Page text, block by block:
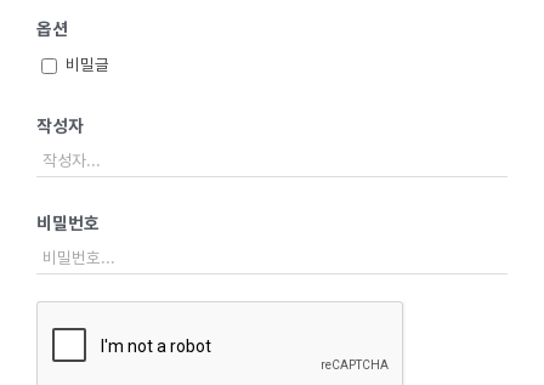
옵션
비밀글
작성자
비밀번호